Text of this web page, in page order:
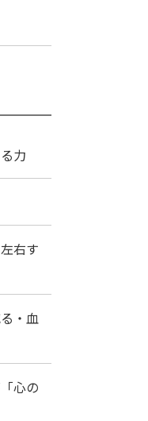
力
右す
・血
心の